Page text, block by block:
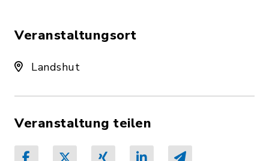
Veranstaltungsort
Landshut
Veranstaltung teilen